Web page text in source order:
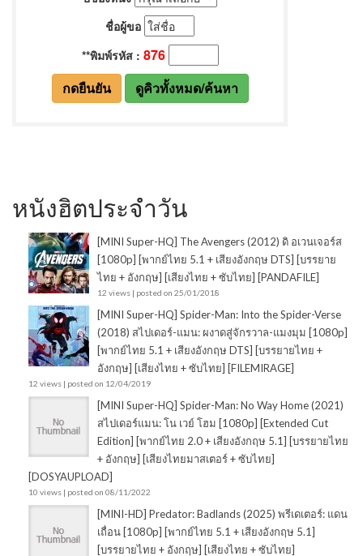
หนังฮิตประจำวัน
[MINI Super-HQ] The Avengers (2012) ดิ อเวนเจอร์ส
[1080p] [พากย์ไทย 5.1 + เสียงอังกฤษ DTS] [บรรยาย
ไทย + อังกฤษ] [เสียงไทย + ซับไทย] [PANDAFILE]
12 views | posted on 25/01/2018
[MINI Super-HQ] Spider-Man: Into the Spider-Verse
(2018) สไปเดอร์-แมน: ผงาดสู่จักรวาล-แมงมุม [1080p]
[พากย์ไทย 5.1 + เสียงอังกฤษ DTS] [บรรยายไทย +
อังกฤษ] [เสียงไทย + ซับไทย] [FILEMIRAGE]
12 views | posted on 12/04/2019
[MINI Super-HQ] Spider-Man: No Way Home (2021)
สไปเดอร์แมน: โน เวย์ โฮม [1080p] [Extended Cut
Edition] [พากย์ไทย 2.0 + เสียงอังกฤษ 5.1] [บรรยายไทย
+ อังกฤษ] [เสียงไทยมาสเตอร์ + ซับไทย]
[DOSYAUPLOAD]
10 views | posted on 08/11/2022
[MINI-HD] Predator: Badlands (2025) พรีเดเตอร์: แดน
เถื่อน [1080p] [พากย์ไทย 5.1 + เสียงอังกฤษ 5.1]
[บรรยายไทย + อังกฤษ] [เสียงไทย + ซับไทย]